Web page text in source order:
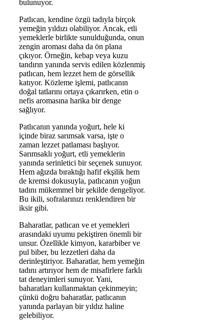
bulunuyor.
Patlıcan, kendine özgü tadıyla birçok
yemeğin yıldızı olabiliyor. Ancak, etli
yemeklerle birlikte sunulduğunda, onun
zengin aroması daha da ön plana
çıkıyor. Örneğin, kebap veya kuzu
tandırın yanında servis edilen közlenmiş
patlıcan, hem lezzet hem de görsellik
katıyor. Közleme işlemi, patlıcanın
doğal tatlarını ortaya çıkarırken, etin o
nefis aromasına harika bir denge
sağlıyor.
Patlıcanın yanında yoğurt, hele ki
içinde biraz sarımsak varsa, işte o
zaman lezzet patlaması başlıyor.
Sarımsaklı yoğurt, etli yemeklerin
yanında serinletici bir seçenek sunuyor.
Hem ağızda bıraktığı hafif ekşilik hem
de kremsi dokusuyla, patlıcanın yoğun
tadını mükemmel bir şekilde dengeliyor.
Bu ikili, sofralarınızı renklendiren bir
iksir gibi.
Baharatlar, patlıcan ve et yemekleri
arasındaki uyumu pekiştiren önemli bir
unsur. Özellikle kimyon, kararbiber ve
pul biber, bu lezzetleri daha da
derinleştiriyor. Baharatlar, hem yemeğin
tadını artırıyor hem de misafirlere farklı
tat deneyimleri sunuyor. Yani,
baharatları kullanmaktan çekinmeyin;
çünkü doğru baharatlar, patlıcanın
yanında parlayan bir yıldız haline
gelebiliyor.